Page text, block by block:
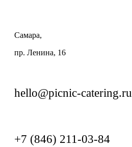
Самара,
пр. Ленина, 16
hello@picnic-catering.ru
+7 (846) 211-03-84